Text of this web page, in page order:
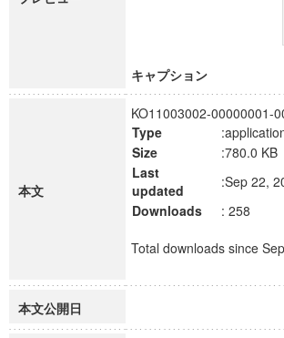
キャプション
本文
KO11003002-00000001-
Type
Size
:780.0 KB
Last
updated
:Sep 22,
Downloads
: 258
Total downloads since
本文公開日